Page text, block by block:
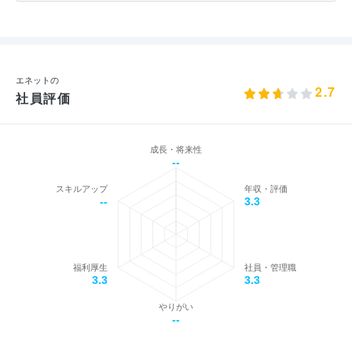
エネットの
社員評価 2.7
成長・将来性
--
年収・評価
3.3
社員・管理職
3.3
やりがい
--
福利厚生
3.3
スキルアップ
--